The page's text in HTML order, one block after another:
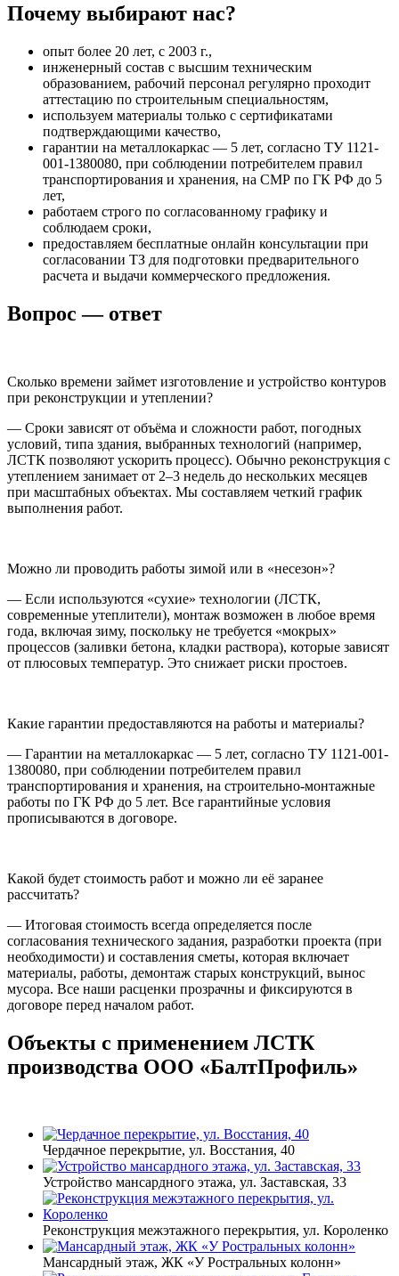
Почему выбирают нас?
опыт более 20 лет, с 2003 г.,
инженерный состав с высшим техническим
образованием, рабочий персонал регулярно проходит
аттестацию по строительным специальностям,
используем материалы только с сертификатами
подтверждающими качество,
гарантии на металлокаркас — 5 лет, согласно ТУ 1121-
001-1380080, при соблюдении потребителем правил
транспортирования и хранения, на СМР по ГК РФ до 5
лет,
работаем строго по согласованному графику и
соблюдаем сроки,
предоставляем бесплатные онлайн консультации при
согласовании ТЗ для подготовки предварительного
расчета и выдачи коммерческого предложения.
Вопрос — ответ
Сколько времени займет изготовление и устройство контуров
при реконструкции и утеплении?
— Сроки зависят от объёма и сложности работ, погодных
условий, типа здания, выбранных технологий (например,
ЛСТК позволяют ускорить процесс). Обычно реконструкция с
утеплением занимает от 2–3 недель до нескольких месяцев
при масштабных объектах. Мы составляем четкий график
выполнения работ.
Можно ли проводить работы зимой или в «несезон»?
— Если используются «сухие» технологии (ЛСТК,
современные утеплители), монтаж возможен в любое время
года, включая зиму, поскольку не требуется «мокрых»
процессов (заливки бетона, кладки раствора), которые зависят
от плюсовых температур. Это снижает риски простоев.
Какие гарантии предоставляются на работы и материалы?
— Гарантии на металлокаркас — 5 лет, согласно ТУ 1121-001-
1380080, при соблюдении потребителем правил
транспортирования и хранения, на строительно-монтажные
работы по ГК РФ до 5 лет. Все гарантийные условия
прописываются в договоре.
Какой будет стоимость работ и можно ли её заранее
рассчитать?
— Итоговая стоимость всегда определяется после
согласования технического задания, разработки проекта (при
необходимости) и составления сметы, которая включает
материалы, работы, демонтаж старых конструкций, вынос
мусора. Все наши расценки прозрачны и фиксируются в
договоре перед началом работ.
Объекты с применением ЛСТК
производства ООО «БалтПрофиль»
Чердачное перекрытие, ул. Восстания, 40
Устройство мансардного этажа, ул. Заставская, 33
Реконструкция межэтажного перекрытия, ул. Короленко
Мансардный этаж, ЖК «У Ростральных колонн»